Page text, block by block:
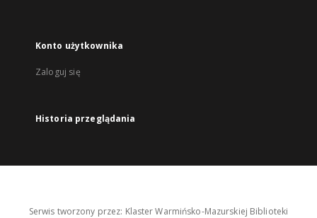
Konto użytkownika
Zaloguj się
Historia przeglądania
Serwis tworzony przez: Klaster Warmińsko-Mazurskiej Biblioteki